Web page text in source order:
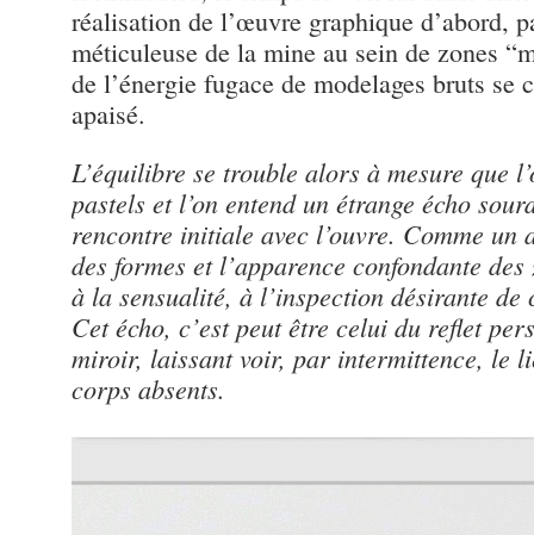
réalisation de l’œuvre graphique d’abord,
méticuleuse de la mine au sein de zones
de l’énergie fugace de modelages bruts se
apaisé.
L’équilibre se trouble alors à mesure que
pastels et l’on entend un étrange écho
rencontre initiale avec l’ouvre. Comme un
des formes et l’apparence confondante
à la sensualité, à l’inspection désirante
Cet écho, c’est peut être celui du reflet
miroir, laissant voir, par intermittence, le
corps absents.